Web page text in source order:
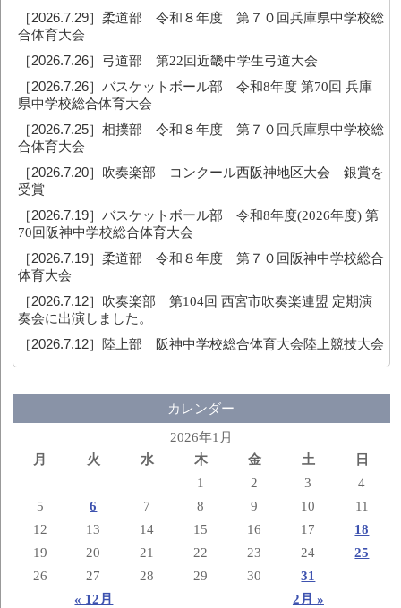
［2026.7.29］柔道部 令和８年度 第７０回兵庫県中学校総
合体育大会
［2026.7.26］ 弓道部 第22回近畿中学生弓道大会
［2026.7.26］バスケットボール部 令和8年度 第70回 兵庫
県中学校総合体育大会
［2026.7.25］相撲部 令和８年度 第７０回兵庫県中学校総
合体育大会
［2026.7.20］ 吹奏楽部 コンクール西阪神地区大会 銀賞を
受賞
［2026.7.19］バスケットボール部 令和8年度(2026年度) 第
70回阪神中学校総合体育大会
［2026.7.19］柔道部 令和８年度 第７０回阪神中学校総合
体育大会
［2026.7.12］ 吹奏楽部 第104回 西宮市吹奏楽連盟 定期演
奏会に出演しました。
［2026.7.12］ 陸上部 阪神中学校総合体育大会陸上競技大会
カレンダー
2026年1月
月
火 水 木 金 土 日
« 12月 2月 »
1 2 3
4
5
6 7 8 9 10
11
12
13 14 15 16 17
18
19
20 21 22 23 24
25
26
27 28 29 30 31